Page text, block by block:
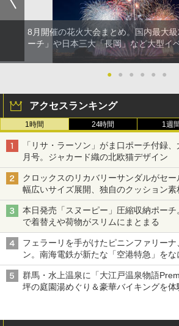
8月開催の花火大会まとめ。国内最大
ーチ」や日本三大「長岡」など大型イ
● ● ● ● ● ●
アクセスランキング
1時間 24時間 1週
「リサ・ラーソン」がま口ポーチ付録
月号。ジャカード織の北欧猫デザイン
クロックスのリカバリーサンダルがセ
幅広いサイズ展開、独自のクッション素
本日発売「スヌーピー」圧縮収納ポー
で着替えや荷物がスリムにまとまる
フェラーリを手がけたピニンファリー
ン。南海電鉄が新たな「空港特急」をな
群馬・水上温泉に「大江戸温泉物語
坪の庭園湯めぐり＆豪華バイキングを体